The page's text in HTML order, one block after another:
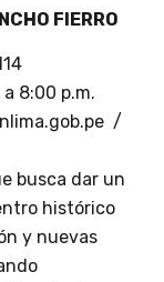
FIERRO
8:00 p.m.
/
busca dar un
histórico
y nuevas